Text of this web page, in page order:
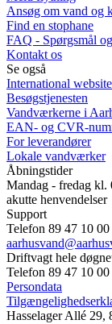
Ansøg om vand og
Find en stophane
FAQ - Spørgsmål
Kontakt os
Se også
International website
Besøgstjenesten
Vandværkerne i
EAN- og CVR-
For leverandører
Lokale vandværker
Åbningstider
Mandag - fredag kl.
akutte henvendelser
Support
Telefon 89 47 10 00
Driftvagt hele
Telefon 89 47 10 00
Persondata
Hasselager Allé 29,